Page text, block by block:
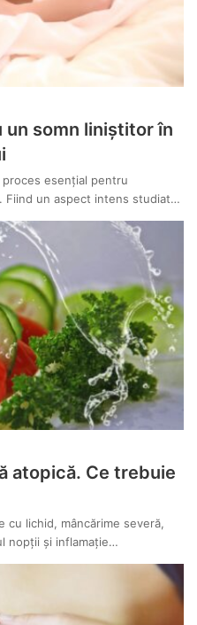
somn liniștitor în
esențial pentru
Fiind un aspect intens studiat…
atopică. Ce trebuie
cu lichid, mâncărime severă,
nopții și inflamație…